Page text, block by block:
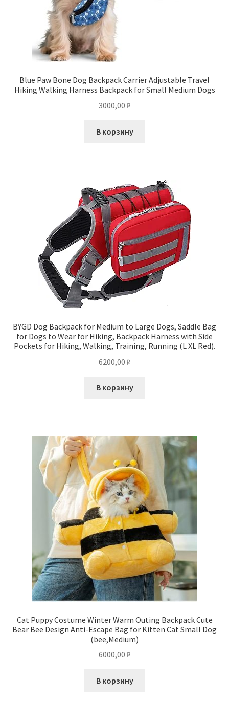
Blue Paw Bone Dog Backpack Carrier Adjustable Travel
Hiking Walking Harness Backpack for Small Medium Dogs
3000,00 ₽
В корзину
BYGD Dog Backpack for Medium to Large Dogs, Saddle Bag
for Dogs to Wear for Hiking, Backpack Harness with Side
Pockets for Hiking, Walking, Training, Running (L XL Red).
6200,00 ₽
В корзину
Cat Puppy Costume Winter Warm Outing Backpack Cute
Bear Bee Design Anti-Escape Bag for Kitten Cat Small Dog
(bee,Medium)
6000,00 ₽
В корзину